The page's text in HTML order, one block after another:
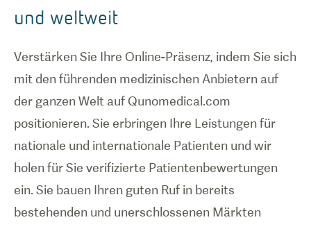
und weltweit
Verstärken Sie Ihre Online-Präsenz, indem Sie sich
mit den führenden medizinischen Anbietern auf
der ganzen Welt auf Qunomedical.com
positionieren. Sie erbringen Ihre Leistungen für
nationale und internationale Patienten und wir
holen für Sie verifizierte Patientenbewertungen
ein. Sie bauen Ihren guten Ruf in bereits
bestehenden und unerschlossenen Märkten